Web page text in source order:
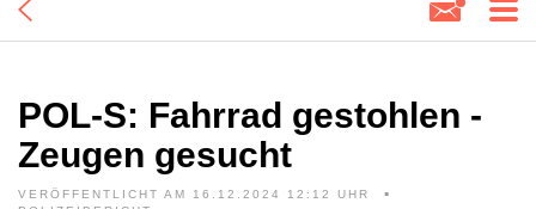
POL-S: Fahrrad gestohlen -
Zeugen gesucht
VERÖFFENTLICHT AM 16.12.2024 12:12 UHR